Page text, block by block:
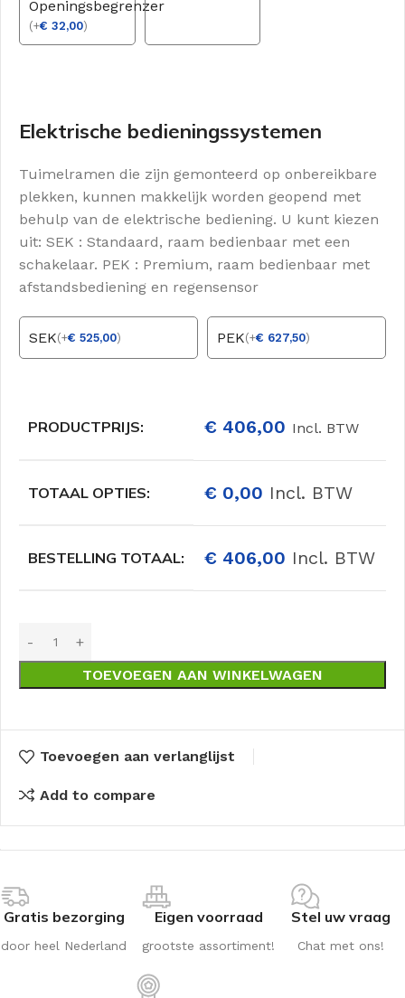
Openingsbegrenzer
(+€ 32,00)
Elektrische bedieningssystemen
Tuimelramen die zijn gemonteerd op onbereikbare
plekken, kunnen makkelijk worden geopend met
behulp van de elektrische bediening. U kunt kiezen
uit: SEK : Standaard, raam bedienbaar met een
schakelaar. PEK : Premium, raam bedienbaar met
afstandsbediening en regensensor
SEK(+€ 525,00) PEK(+€ 627,50)
PRODUCTPRIJS: € 406,00 Incl. BTW
TOTAAL OPTIES: € 0,00 Incl. BTW
BESTELLING TOTAAL: € 406,00 Incl. BTW
TOEVOEGEN AAN WINKELWAGEN
Toevoegen aan verlanglijst
Add to compare
Gratis bezorging
door heel Nederland
Eigen voorraad
grootste assortiment!
Stel uw vraag
Chat met ons!